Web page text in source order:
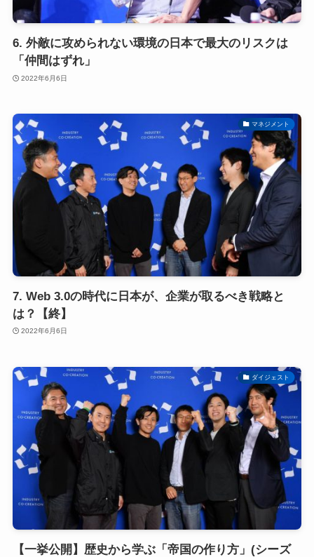
6. 外敵に攻められない環境の日本で最大のリスクは
「仲間はずれ」
2022年6月6日
マネジメント
7. Web 3.0の時代に日本が、企業が取るべき戦略と
は？【終】
2022年6月6日
ダイジェスト
【一挙公開】歴史から学ぶ「帝国の作り方」(シーズ